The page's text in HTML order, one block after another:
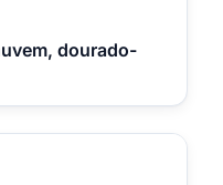
dourado-